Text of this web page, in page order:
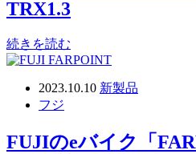
TRX1.3
続きを読む
2023.10.10 新製品
フジ
FUJIのeバイク「